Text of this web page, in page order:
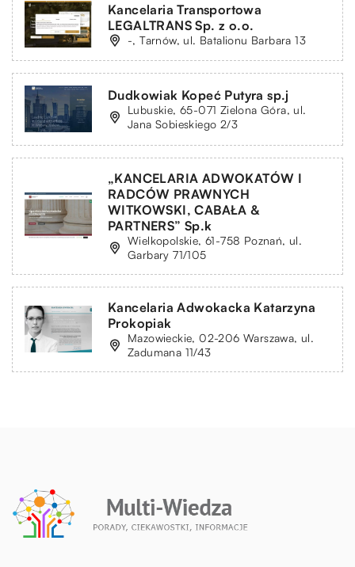
Kancelaria Transportowa
LEGALTRANS Sp. z o.o.
-, Tarnów, ul. Batalionu Barbara 13
Dudkowiak Kopeć Putyra sp.j
Lubuskie, 65-071 Zielona Góra, ul.
Jana Sobieskiego 2/3
„KANCELARIA ADWOKATÓW I
RADCÓW PRAWNYCH
WITKOWSKI, CABAŁA &
PARTNERS” Sp.k
Wielkopolskie, 61-758 Poznań, ul.
Garbary 71/105
Kancelaria Adwokacka Katarzyna
Prokopiak
Mazowieckie, 02-206 Warszawa, ul.
Zadumana 11/43